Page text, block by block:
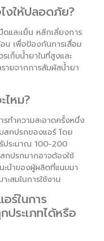
งให้ปลอดภัย?
และเย็น หลีกเลี่ยงการ
น เพื่อป้องกันการเสื่อม
ก็บน้ำยาในที่สูงและ
ายจากการสัมผัสน้ำยา
ไหม?
ทำความสะอาดครั้งหนึ่ง
สกปรกของแอร์ โดย
ประมาณ 100-200
ปรกมากอาจต้องใช้
ะนำของผู้ผลิตที่แนบมา
ะสมในการใช้งาน
ร์ในการ
ประเภทได้หรือ